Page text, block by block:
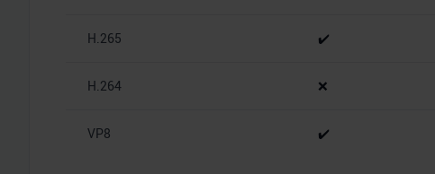
H.265 ✔️
H.264 ❌
VP8 ✔️